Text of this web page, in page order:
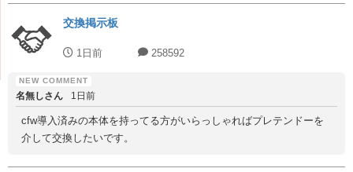
交換掲示板
1日前 258592
名無しさん 1日前
cfw導入済みの本体を持ってる方がいらっしゃればプレテンドーを
介して交換したいです。